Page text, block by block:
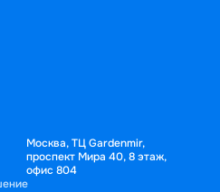
Москва, ТЦ Gardenmir,
проспект Мира 40, 8 этаж,
офис 804